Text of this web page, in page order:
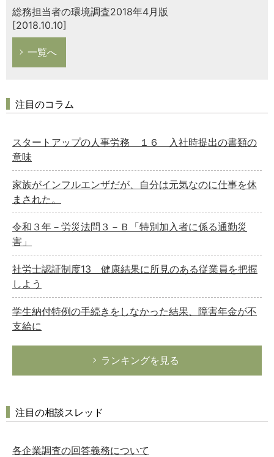
総務担当者の環境調査2018年4月版
[2018.10.10]
一覧へ
注目のコラム
スタートアップの人事労務 １６ 入社時提出の書類の
意味
家族がインフルエンザだが、自分は元気なのに仕事を休
まされた。
令和３年－労災法問３－Ｂ「特別加入者に係る通勤災
害」
社労士認証制度13 健康結果に所見のある従業員を把握
しよう
学生納付特例の手続きをしなかった結果、障害年金が不
支給に
ランキングを見る
注目の相談スレッド
各企業調査の回答義務について